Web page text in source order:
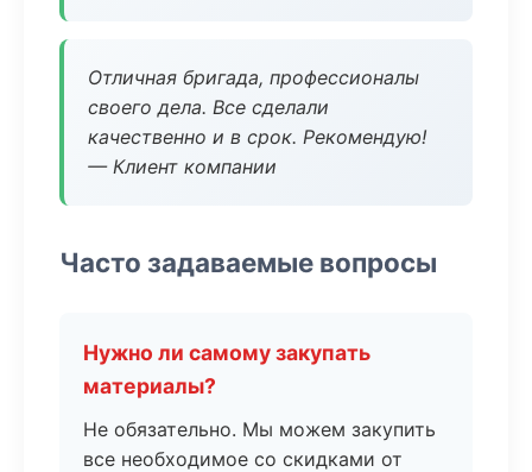
Отличная бригада, профессионалы
своего дела. Все сделали
качественно и в срок. Рекомендую!
— Клиент компании
Часто задаваемые вопросы
Нужно ли самому закупать
материалы?
Не обязательно. Мы можем закупить
все необходимое со скидками от